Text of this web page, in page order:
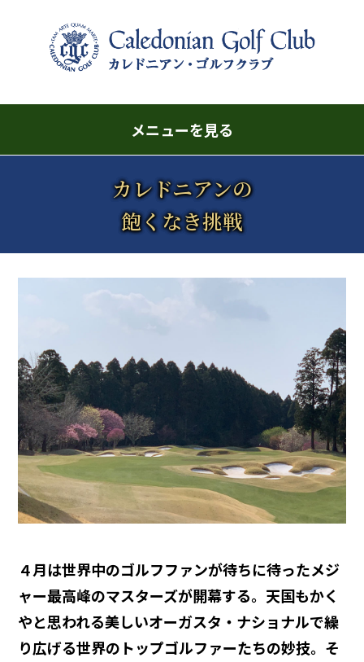
メニューを見る
カレドニアンの
飽くなき挑戦
４月は世界中のゴルフファンが待ちに待ったメジ
ャー最高峰のマスターズが開幕する。天国もかく
やと思われる美しいオーガスタ・ナショナルで繰
り広げる世界のトップゴルファーたちの妙技。そ